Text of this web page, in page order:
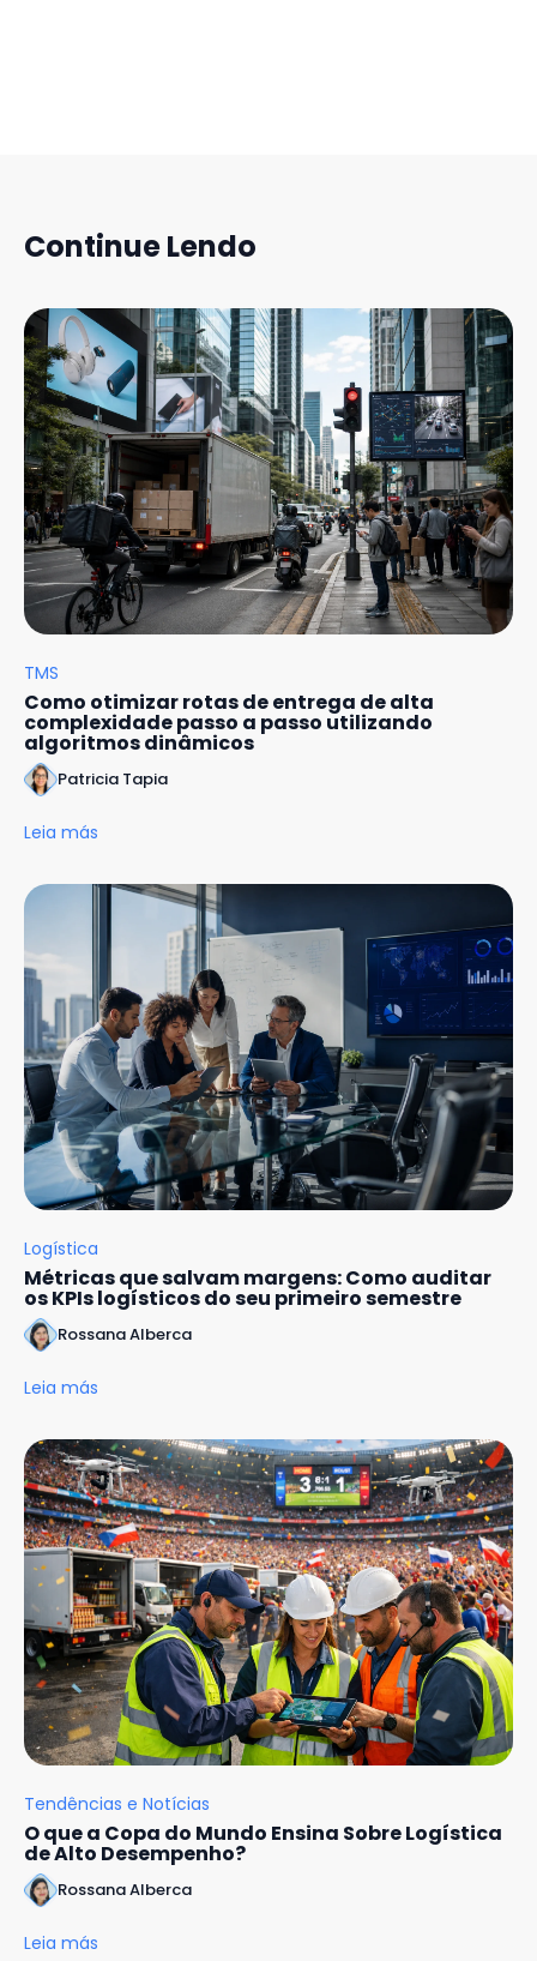
Continue Lendo
TMS
Como otimizar rotas de entrega de alta
complexidade passo a passo utilizando
algoritmos dinâmicos
Patricia Tapia
Leia más
Logística
Métricas que salvam margens: Como auditar
os KPIs logísticos do seu primeiro semestre
Rossana Alberca
Leia más
Tendências e Notícias
O que a Copa do Mundo Ensina Sobre Logística
de Alto Desempenho?
Rossana Alberca
Leia más